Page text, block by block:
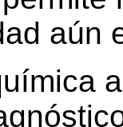
aún